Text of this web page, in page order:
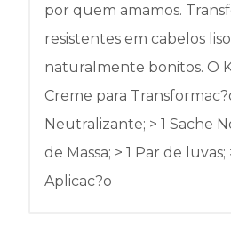
por quem amamos.
resistentes em cabelos
naturalmente bonitos. O
Creme para
Neutralizante; > 1 Sache
de Massa; > 1 Par de luvas;
Aplicac?o